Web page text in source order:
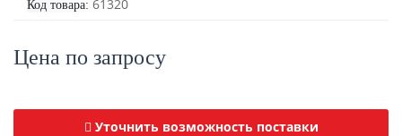
Код товара: 61320
Цена по запросу
Уточнить возможность поставки